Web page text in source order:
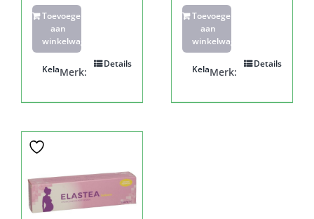
Toevoegen
aan
winkelwagen
Details
Merk:
Kela
Toevoegen
aan
winkelwagen
Details
Merk:
Kela